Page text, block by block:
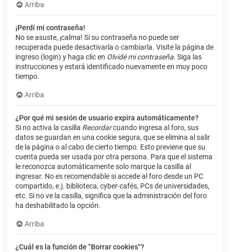
Arriba
¡Perdí mi contraseña!
No se asuste, ¡calma! Si su contraseña no puede ser
recuperada puede desactivarla o cambiarla. Visite la página de
ingreso (login) y haga clic en Olvidé mi contraseña. Siga las
instrucciones y estará identificado nuevamente en muy poco
tiempo.
Arriba
¿Por qué mi sesión de usuario expira automáticamente?
Si no activa la casilla Recordarcuando ingresa al foro, sus
datos se guardan en una cookie segura, que se elimina al salir
de la página o al cabo de cierto tiempo. Esto previene que su
cuenta pueda ser usada por otra persona. Para que el sistema
le reconozca automáticamente solo marque la casilla al
ingresar. No es recomendable si accede al foro desde un PC
compartido, e.j. biblioteca, cyber-cafés, PCs de universidades,
etc. Si no ve la casilla, significa que la administración del foro
ha deshabilitado la opción.
Arriba
¿Cuál es la función de "Borrar cookies"?